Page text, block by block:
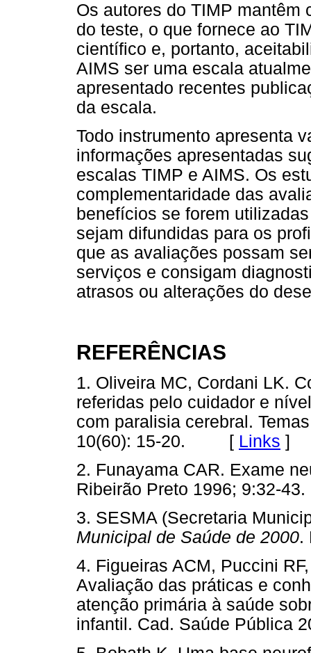
Os autores do TIMP
do teste, o que fornece ao
científico e, portanto,
AIMS ser uma escala
apresentado recentes
da escala.
Todo instrumento apresenta
informações apresentadas
escalas TIMP e AIMS. Os
complementaridade das
benefícios se forem
sejam difundidas para os
que as avaliações possam
serviços e consigam
atrasos ou alterações do
REFERÊNCIAS
1. Oliveira MC, Cordani LK.
referidas pelo cuidador e
com paralisia cerebral.
10(60): 15-20. [ Links ]
2. Funayama CAR. Exame
Ribeirão Preto 1996;
3. SESMA (Secretaria
Municipal de Saúde de 2000.
4. Figueiras ACM, Puccini
Avaliação das práticas e
atenção primária à saúde
infantil. Cad. Saúde